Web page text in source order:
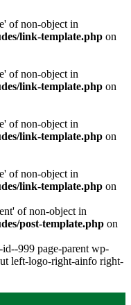
of non-object in
link-template.php on
of non-object in
link-template.php on
of non-object in
link-template.php on
of non-object in
link-template.php on
of non-object in
post-template.php on
id--999 page-parent wp-
left-logo-right-ainfo right-